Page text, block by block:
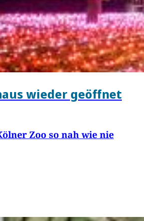
wieder geöffnet
Zoo so nah wie nie